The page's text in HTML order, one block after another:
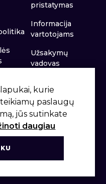
pristatymas
Informacija
vartotojams
Užsakymų
vadovas
kurie
paslaugų
jūs sutinkate
daugiau